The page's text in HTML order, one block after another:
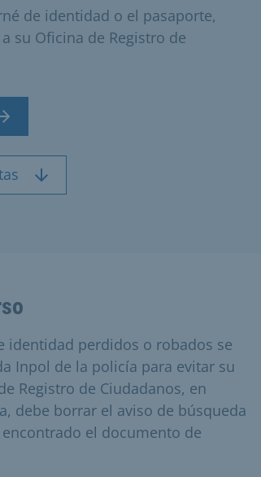
de identidad o el pasaporte,
su Oficina de Registro de
identidad perdidos o robados se
Inpol de la policía para evitar su
Registro de Ciudadanos, en
debe borrar el aviso de búsqueda
el documento de